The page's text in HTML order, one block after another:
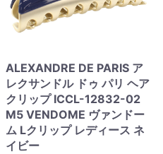
ALEXANDRE DE PARIS ア
レクサンドル ドゥ パリ ヘア
クリップ ICCL-12832-02
M5 VENDOME ヴァンドー
ム Lクリップ レディース ネ
イビー